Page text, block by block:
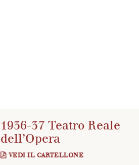
1936-37 Teatro Reale
dell’Opera
VEDI IL CARTELLONE